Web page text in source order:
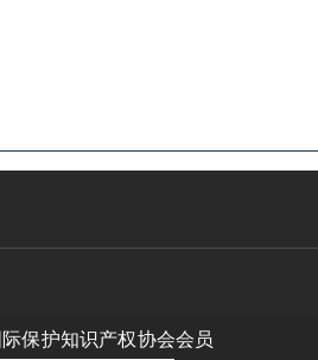
保护知识产权协会会员